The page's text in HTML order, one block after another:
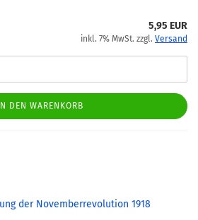
5,95 EUR
inkl. 7% MwSt. zzgl. Versand
IN DEN WARENKORB